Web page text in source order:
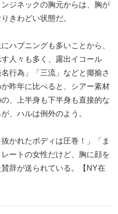
ジネックの胸元からは、胸が
きわどい状態だ。
ハプニングも多いことから、
人々も多く、露出イコール
行為」「三流」などと揶揄さ
昨年に比べると、シアー素材
、上半身も下半身も直接的な
、ハルは例外のよう。
かれたボディは圧巻！」「ま
ートの女性だけど、胸に顔を
辞が送られている。【NY在